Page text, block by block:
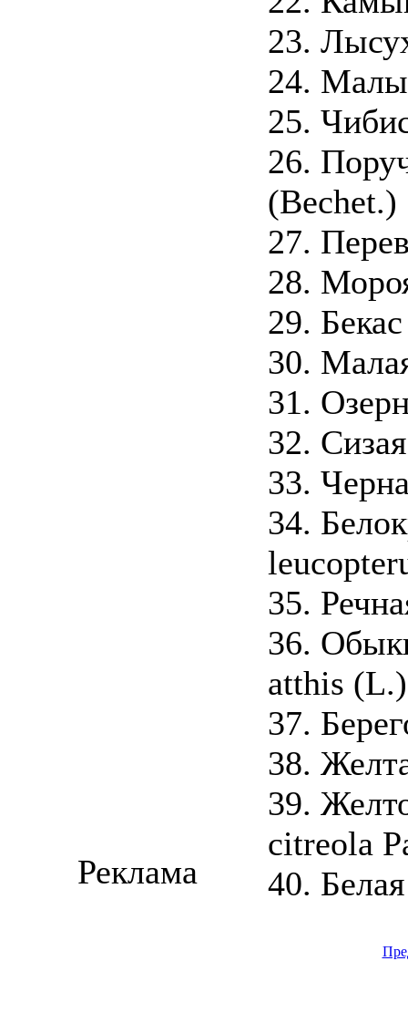
23.
24.
25.
26.
(Bechet.)
27.
28.
29.
30.
31.
32.
33.
34.
35.
36.
atthis (L.)
37.
38.
39.
citreola
40.
Реклама